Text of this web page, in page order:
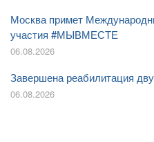
Москва примет
участия #МЫВМЕСТЕ
06.08.2026
Завершена реабилитация
06.08.2026